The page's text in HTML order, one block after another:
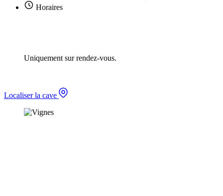
Horaires
Uniquement sur rendez-vous.
Localiser la cave